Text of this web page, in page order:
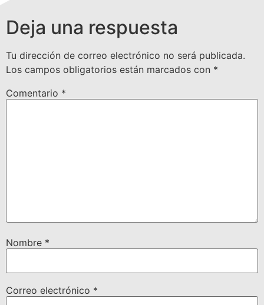
Deja una respuesta
Tu dirección de correo electrónico no será publicada.
Los campos obligatorios están marcados con *
Comentario *
Nombre *
Correo electrónico *